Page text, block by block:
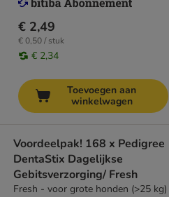
€ 2,49
€ 0,50 / stuk
€ 2,34
Toevoegen aan
winkelwagen
Voordeelpak! 168 x Pedigree
DentaStix Dagelijkse
Gebitsverzorging/ Fresh
Fresh - voor grote honden (>25 kg)